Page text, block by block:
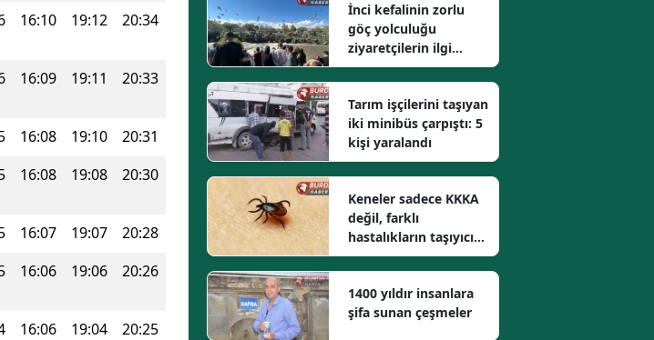
16:10 19:12 20:34
16:09 19:11 20:33
16:08 19:10
20:31
16:08 19:08 20:30
16:07 19:07
20:28
16:06 19:06 20:26
16:06 19:04
20:25
İnci kefalinin zorlu
göç yolculuğu
ziyaretçilerin ilgi
odağı oldu
Tarım işçilerini taşıyan
iki minibüs çarpıştı: 5
kişi yaralandı
Keneler sadece KKKA
değil, farklı
hastalıkların taşıyıcısı
olabilir
1400 yıldır insanlara
şifa sunan çeşmeler